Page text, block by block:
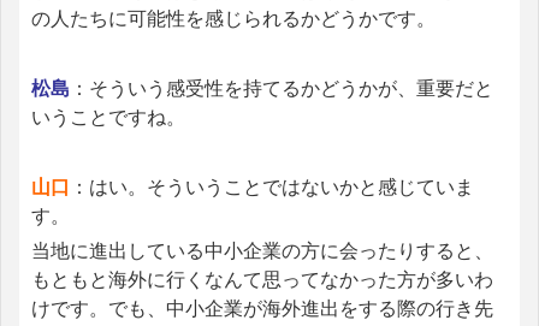
の人たちに可能性を感じられるかどうかです。
松島 ：そういう感受性を持てるかどうかが、重要だと
いうことですね。
山口 ：はい。そういうことではないかと感じていま
す。
当地に進出している中小企業の方に会ったりすると、
もともと海外に行くなんて思ってなかった方が多いわ
けです。でも、中小企業が海外進出をする際の行き先